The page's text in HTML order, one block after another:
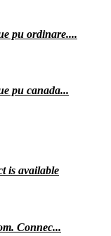
pu ordinare....
pu canada...
is available
Connec...